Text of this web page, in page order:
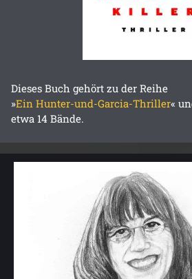
Dieses Buch gehört zu der Reihe
»Ein Hunter-und-Garcia-Thriller«
etwa 14 Bände.